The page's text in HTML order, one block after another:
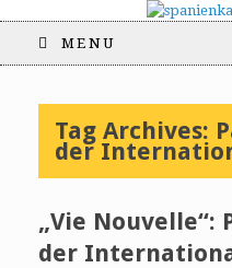
MENU
Tag Archives:
der
„Vie Nouvelle“:
der